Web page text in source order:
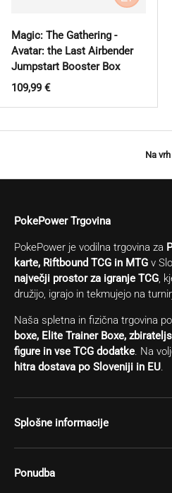
Magic: The Gathering -
Avatar: the Last Airbender
Jumpstart Booster Box
Redna cena
109,99 €
Na vrh
PokePower Trgovina
PokePower je vodilna trgovina za
karte, Riftbound TCG in MTG v
največji prostor za igranje TCG,
družijo, igrajo in tekmujejo na
Naša spletna in fizična trgovina
boxe, Elite Trainer Boxe,
figure in vse TCG dodatke. Na
hitra dostava po Sloveniji in EU.
Splošne informacije
Ponudba